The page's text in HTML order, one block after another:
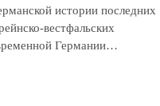
истории последних
вестфальских
Германии…